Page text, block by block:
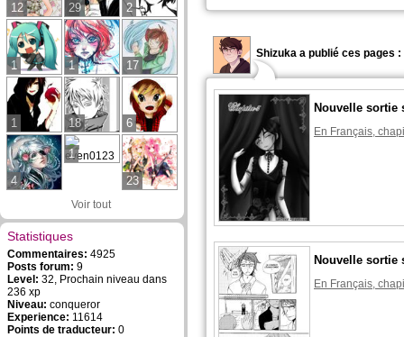
12 29 2
1 1 17
1 18 6
4
1
23
Voir tout
Statistiques
Commentaires: 4925
Posts forum: 9
Level: 32, Prochain niveau dans
236 xp
Niveau: conqueror
Experience: 11614
Points de traducteur: 0
Shizuka a publié ces pages :
Nouvelle sortie
En Français,
Nouvelle sortie
En Français,